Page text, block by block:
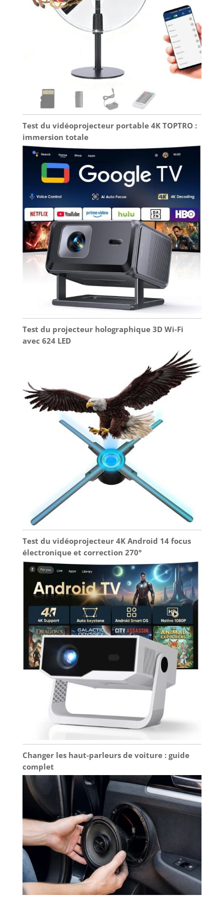
trapèze】Le projecteur est équipé d'une
technologie de correction électronique du trapèze
pour ajuster l'image projetée en temps réel afin de
garantir que chaque image est carrée et parfaite.
La fonction de zoom 50-100 % du projecteur vous
permet d'ajuster facilement la taille de l'image sans
déplacer le projecteur, ce qui rend le visionnage
Test du vidéoprojecteur portable 4K TOPTRO :
immersion totale
Test du projecteur holographique 3D Wi-Fi
avec 624 LED
Test du vidéoprojecteur 4K Android 14 focus
électronique et correction 270°
Changer les haut-parleurs de voiture : guide
complet